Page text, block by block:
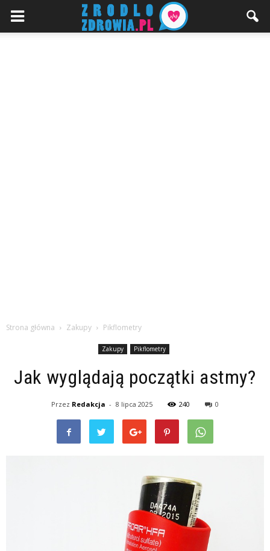
Strona główna Zakupy Pikflometry
Zakupy Pikflometry
Jak wyglądają początki astmy?
Przez Redakcja - 8 lipca 2025 240 0